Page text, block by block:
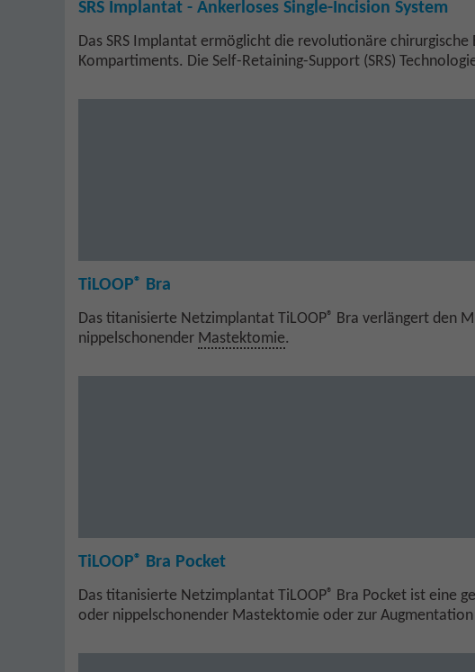
SRS Implantat - Ankerloses Single-Incision System
Das SRS Implantat ermöglicht die revolutionäre
Kompartiments. Die Self-Retaining-Support (SRS)
TiLOOP® Bra
Das titanisierte Netzimplantat TiLOOP® Bra verlängert den
nippelschonender Mastektomie.
TiLOOP® Bra Pocket
Das titanisierte Netzimplantat TiLOOP® Bra Pocket ist eine
oder nippelschonender Mastektomie oder zur